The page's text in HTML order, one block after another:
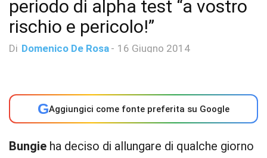
periodo di alpha test “a vostro
rischio e pericolo!”
Di Domenico De Rosa - 16 Giugno 2014
GAggiungici come fonte preferita su Google
Bungie ha deciso di allungare di qualche giorno